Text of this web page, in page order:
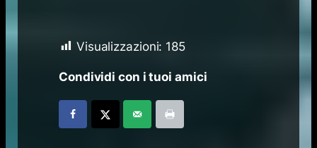
Visualizzazioni: 185
Condividi con i tuoi amici